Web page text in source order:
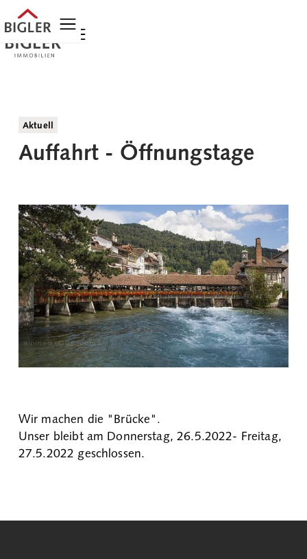
Aktuell
Auffahrt - Öffnungstage
Wir machen die "Brücke".
Unser bleibt am Donnerstag, 26.5.2022- Freitag,
27.5.2022 geschlossen.